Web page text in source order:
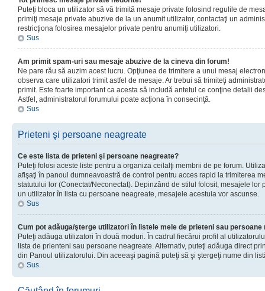
Puteţi bloca un utilizator să vă trimită mesaje private folosind regulile de
primiţi mesaje private abuzive de la un anumit utilizator, contactaţi un
restricţiona folosirea mesajelor private pentru anumiţi utilizatori.
Sus
Am primit spam-uri sau mesaje abuzive de la cineva din forum!
Ne pare rău să auzim acest lucru. Opţiunea de trimitere a unui mesaj
observa care utilizatori trimit astfel de mesaje. Ar trebui să trimiteţi
primit. Este foarte important ca acesta să includă antetul ce conţine detalii
Astfel, administratorul forumului poate acţiona în consecinţă.
Sus
Prieteni şi persoane neagreate
Ce este lista de prieteni şi persoane neagreate?
Puteţi folosi aceste liste pentru a organiza ceilalţi membrii de pe forum.
afişaţi în panoul dumneavoastră de control pentru acces rapid la trimiterea
statutului lor (Conectat/Neconectat). Depinzând de stilul folosit, mesajele lor
un utilizator în lista cu persoane neagreate, mesajele acestuia vor ascunse.
Sus
Cum pot adăuga/şterge utilizatori în listele mele de prieteni sau persoane
Puteţi adăuga utilizatori în două moduri. În cadrul fiecărui profil al
lista de prienteni sau persoane neagreate. Alternativ, puteţi adăuga direct
din Panoul utilizatorului. Din aceeaşi pagină puteţi să şi ştergeţi nume din
Sus